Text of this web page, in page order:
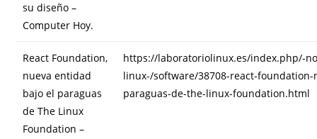
su diseño –
Computer Hoy.
React Foundation,
nueva entidad
bajo el paraguas
de The Linux
Foundation –
https://laboratoriolinux.es/index.php/-
linux-/software/38708-react-
paraguas-de-the-linux-foundation.html